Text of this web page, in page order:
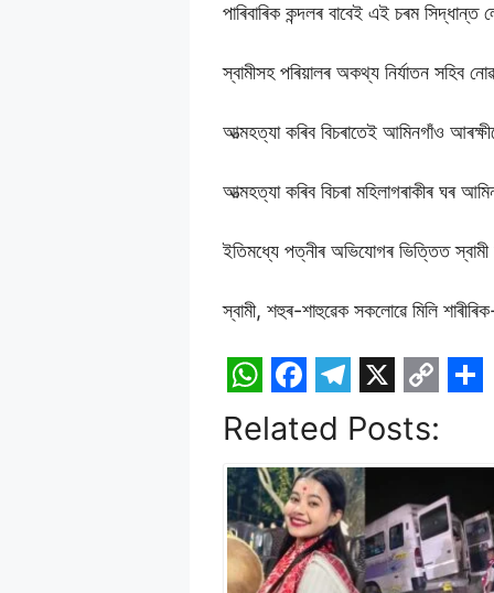
পাৰিবাৰিক কন্দলৰ বাবেই এই চৰম সিদ্ধান্ত
স্বামীসহ পৰিয়ালৰ অকথ্য নিৰ্যাতন সহিব
আত্মহত্যা কৰিব বিচৰাতেই আমিনগাঁও
আত্মহত্যা কৰিব বিচৰা মহিলাগৰাকীৰ ঘৰ
ইতিমধ্যে পত্নীৰ অভিযোগৰ ভিত্তিত
স্বামী, শহুৰ-শাহুৱেক সকলোৱে মিলি
W
h
a
t
s
F
a
c
e
b
T
e
l
e
g
X
C
o
p
y
L
a
r
e
Related Posts: